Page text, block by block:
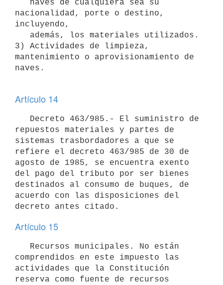
nacionalidad, porte o destino,
incluyendo,
3) Actividades de limpieza,
mantenimiento o aprovisionamiento de
naves.
Artículo 14
repuestos materiales y partes de
sistemas trasbordadores a que se
refiere el decreto 463/985 de 30 de
agosto de 1985, se encuentra exento
del pago del tributo por ser bienes
destinados al consumo de buques, de
acuerdo con las disposiciones del
decreto antes citado.
Artículo 15
comprendidos en este impuesto las
actividades que la Constitución
reserva como fuente de recursos